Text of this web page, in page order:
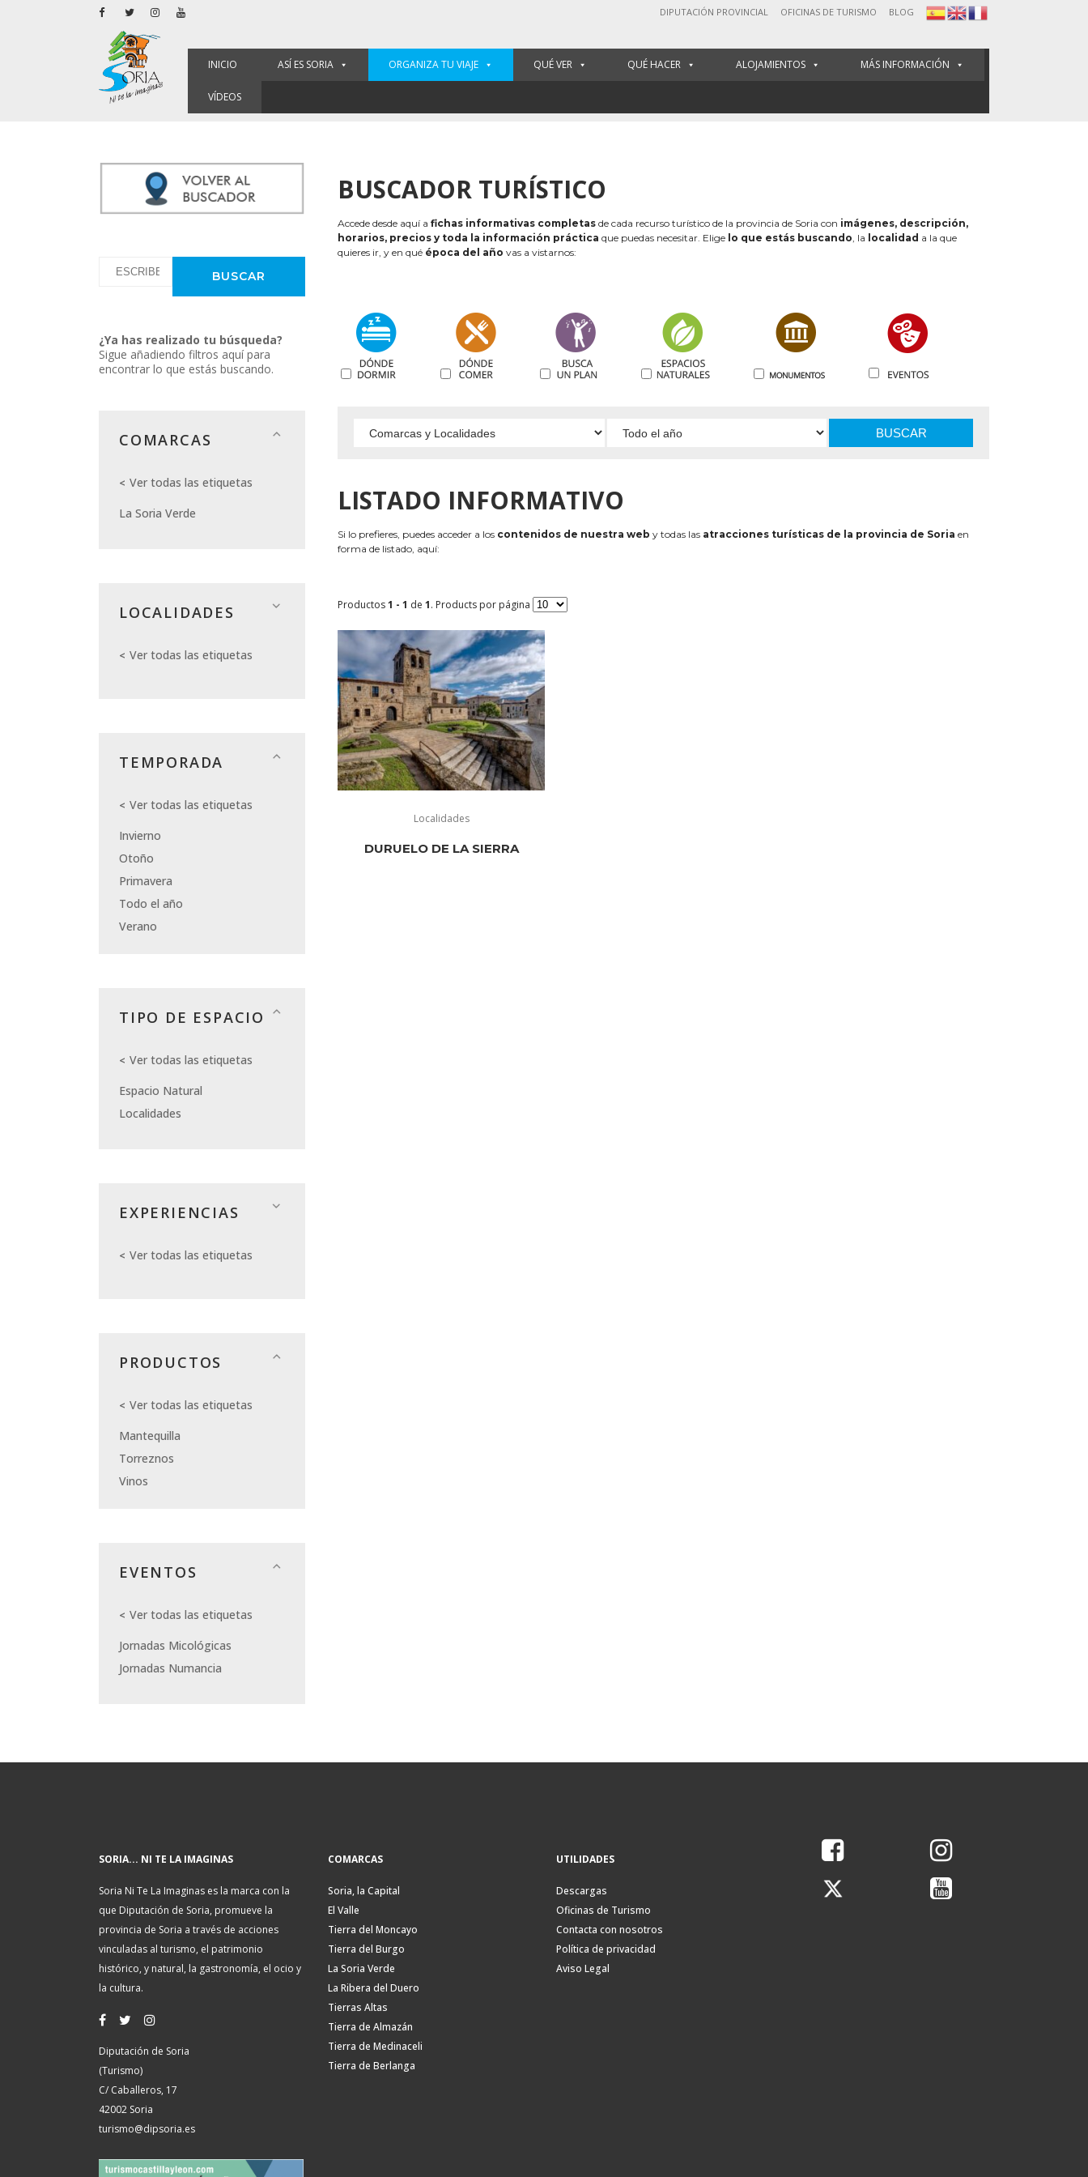
DIPUTACIÓN PROVINCIAL OFICINAS DE TURISMO BLOG
INICIO ASÍ ES SORIA ORGANIZA TU VIAJE QUÉ VER QUÉ HACER ALOJAMIENTOS MÁS INFORMACIÓN
VÍDEOS
¿Ya has realizado tu búsqueda?
Sigue añadiendo filtros aquí para
encontrar lo que estás buscando.
COMARCAS
Ver todas las etiquetas
La Soria Verde
LOCALIDADES
Ver todas las etiquetas
TEMPORADA
Ver todas las etiquetas
Invierno
Otoño
Primavera
Todo el año
Verano
TIPO DE ESPACIO
Ver todas las etiquetas
Espacio Natural
Localidades
EXPERIENCIAS
Ver todas las etiquetas
PRODUCTOS
Ver todas las etiquetas
Mantequilla
Torreznos
Vinos
EVENTOS
Ver todas las etiquetas
Jornadas Micológicas
Jornadas Numancia
BUSCADOR TURÍSTICO
Accede desde aquí a fichas informativas completas de cada recurso turístico de la provincia de Soria con imágenes, descripción,
horarios, precios y toda la información práctica que puedas necesitar. Elige lo que estás buscando, la localidad a la que
quieres ir, y en qué época del año vas a vistarnos:
BUSCAR
LISTADO INFORMATIVO
Si lo prefieres, puedes acceder a los contenidos de nuestra web y todas las atracciones turísticas de la provincia de Soria en
forma de listado, aquí:
Productos1 - 1 de 1. Products por página
Localidades
DURUELO DE LA SIERRA
SORIA... NI TE LA IMAGINAS
Soria Ni Te La Imaginas es la marca con la
que Diputación de Soria, promueve la
provincia de Soria a través de acciones
vinculadas al turismo, el patrimonio
histórico, y natural, la gastronomía, el ocio y
la cultura.
Diputación de Soria
(Turismo)
C/ Caballeros, 17
42002 Soria
turismo@dipsoria.es
COMARCAS
Soria, la Capital
El Valle
Tierra del Moncayo
Tierra del Burgo
La Soria Verde
La Ribera del Duero
Tierras Altas
Tierra de Almazán
Tierra de Medinaceli
Tierra de Berlanga
UTILIDADES
Descargas
Oficinas de Turismo
Contacta con nosotros
Política de privacidad
Aviso Legal